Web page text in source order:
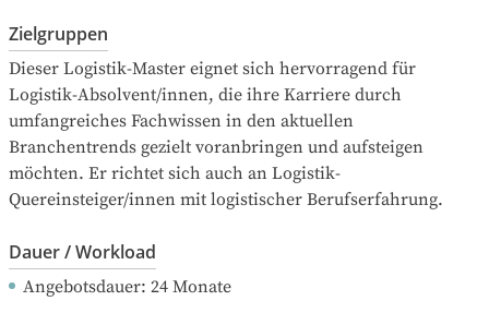
Zielgruppen
Dieser Logistik-Master eignet sich hervorragend für
Logistik-Absolvent/innen, die ihre Karriere durch
umfangreiches Fachwissen in den aktuellen
Branchentrends gezielt voranbringen und aufsteigen
möchten. Er richtet sich auch an Logistik-
Quereinsteiger/innen mit logistischer Berufserfahrung.
Dauer / Workload
Angebotsdauer: 24 Monate